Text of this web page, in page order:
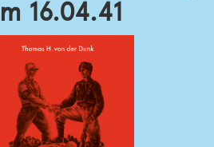
16.04.41